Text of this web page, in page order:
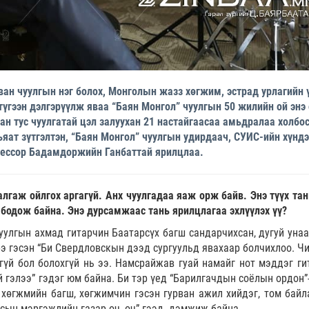
чуулгын нэг болох, Монголын жазз хөгжим, эстрад урлагийн
дэлгэрүүлж яваа “Баян Монгол” чуулгын 50 жилийн ой
тус чуулгатай цэл залуухан 21 настайгаасаа амьдралаа
зүтгэлтэн, “Баян Монгол” чуулгын удирдаач, СУИС-ийн
Бадамдоржийн Ганбаттай ярилцлаа.
ойлгох аргагүй. Анх чуулгадаа яаж орж байв. Энэ түүх
байна. Энэ дурсамжаас тань ярилцлагаа эхлүүлэх үү?
ахмад гитарчин Баатарсүх багш сандарчихсан, дугуй
“Би Свердловскын дээд сургуульд явахаар болчихлоо.
бол болохгүй нь ээ. Намсрайжав гуай намайг нот мэддэг
гэлээ” гэдэг юм байна. Би тэр үед “Барилгачдын соёлын
багш, хөгжимчин гэсэн гурван ажил хийдэг, том